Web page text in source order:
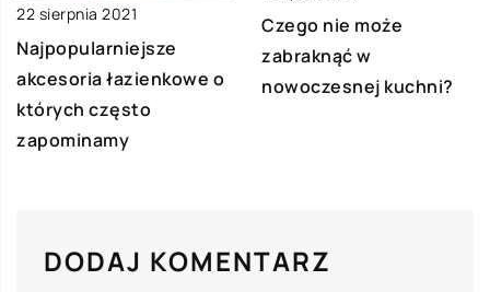
22 sierpnia 2021
Najpopularniejsze
akcesoria łazienkowe o
których często
zapominamy
Czego nie może
zabraknąć w
nowoczesnej kuchni?
DODAJ KOMENTARZ